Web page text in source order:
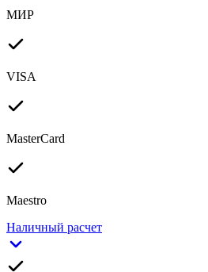
МИР
VISA
MasterCard
Maestro
Наличный расчет